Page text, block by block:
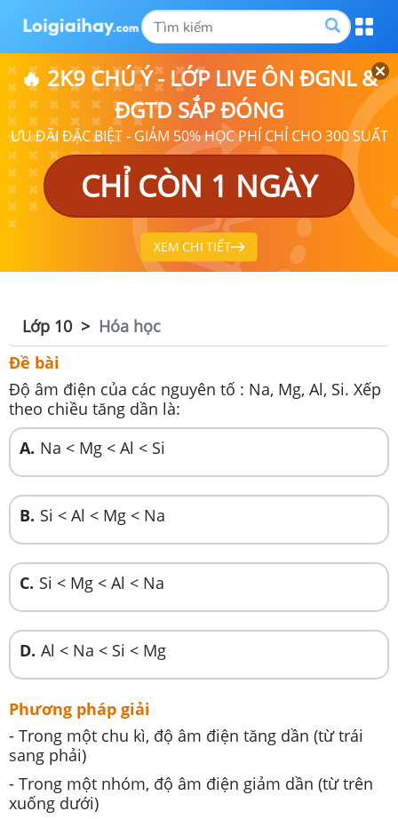
🔥 2K9 CHÚ Ý - LỚP LIVE ÔN ĐGNL &
ĐGTD SẮP ĐÓNG
ƯU ĐÃI ĐẶC BIỆT - GIẢM 50% HỌC PHÍ CHỈ CHO 300 SUẤT
CHỈ CÒN 1 NGÀY
XEM CHI TIẾT
Lớp 10
Hóa học
Đề bài
Độ âm điện của các nguyên tố : Na, Mg, Al, Si. Xếp
theo chiều tăng dần là:
A. Na < Mg < Al < Si
B. Si < Al < Mg < Na
C. Si < Mg < Al < Na
D. Al < Na < Si < Mg
Phương pháp giải
- Trong một chu kì, độ âm điện tăng dần (từ trái
sang phải)
- Trong một nhóm, độ âm điện giảm dần (từ trên
xuống dưới)